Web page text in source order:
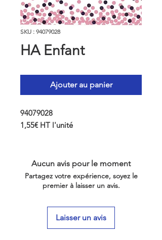
SKU : 94079028
HA Enfant
Ajouter au panier
94079028
1,55€ HT l'unité
Aucun avis pour le moment
Partagez votre expérience, soyez le
premier à laisser un avis.
Laisser un avis